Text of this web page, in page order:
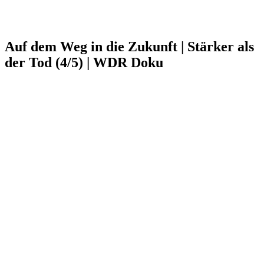
Auf dem Weg in die Zukunft | Stärker als
der Tod (4/5) | WDR Doku